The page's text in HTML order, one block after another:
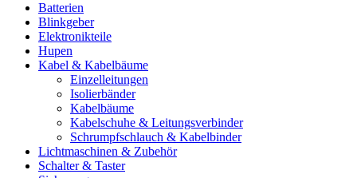
Batterien
Blinkgeber
Elektronikteile
Hupen
Kabel & Kabelbäume
Einzelleitungen
Isolierbänder
Kabelbäume
Kabelschuhe & Leitungsverbinder
Schrumpfschlauch & Kabelbinder
Lichtmaschinen & Zubehör
Schalter & Taster